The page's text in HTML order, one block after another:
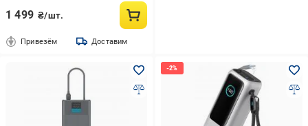
1 499 ₴/шт.
Привезём Доставим